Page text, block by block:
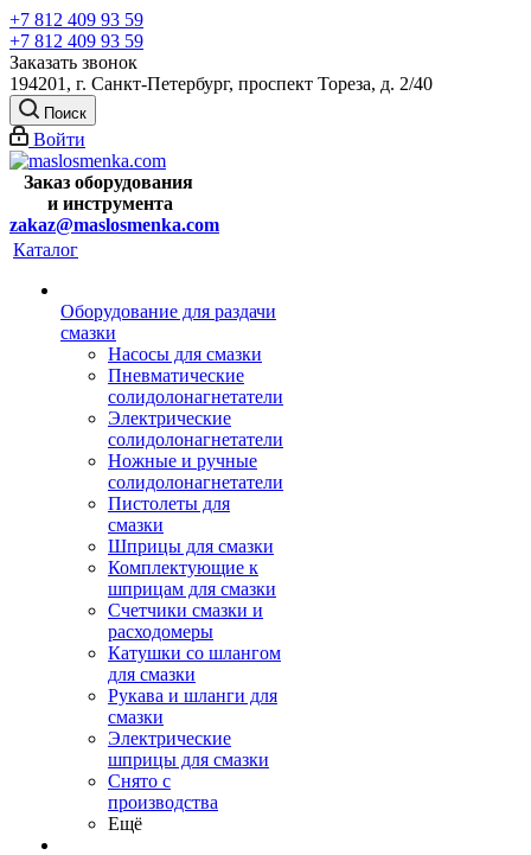
+7 812 409 93 59
+7 812 409 93 59
Заказать звонок
194201, г. Санкт-Петербург, проспект Тореза, д. 2/40
Поиск
Войти
Заказ оборудования
и инструмента
zakaz@maslosmenka.com
Каталог
Оборудование для раздачи
смазки
Насосы для смазки
Пневматические
солидолонагнетатели
Электрические
солидолонагнетатели
Ножные и ручные
солидолонагнетатели
Пистолеты для
смазки
Шприцы для смазки
Комплектующие к
шприцам для смазки
Счетчики смазки и
расходомеры
Катушки со шлангом
для смазки
Рукава и шланги для
смазки
Электрические
шприцы для смазки
Снято с
производства
Ещё